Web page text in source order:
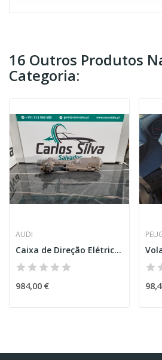
16 Outros Produtos
Categoria:
AUDI
Caixa de Direção Elétrica – AUDI E-TRON (GEN_)
984,00 €